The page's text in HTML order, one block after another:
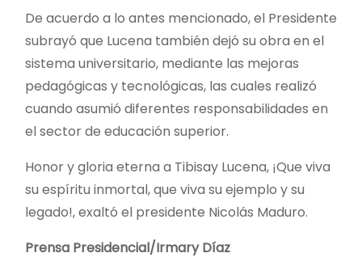
De acuerdo a lo antes mencionado, el Presidente
subrayó que Lucena también dejó su obra en el
sistema universitario, mediante las mejoras
pedagógicas y tecnológicas, las cuales realizó
cuando asumió diferentes responsabilidades en
el sector de educación superior.
Honor y gloria eterna a Tibisay Lucena, ¡Que viva
su espíritu inmortal, que viva su ejemplo y su
legado!, exaltó el presidente Nicolás Maduro.
Prensa Presidencial/Irmary Díaz